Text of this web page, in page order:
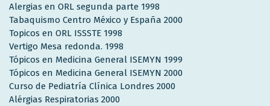
Alergias en ORL segunda parte 1998
Tabaquismo Centro México y España 2000
Topicos en ORL ISSSTE 1998
Vertigo Mesa redonda. 1998
Tópicos en Medicina General ISEMYN 1999
Tópicos en Medicina General ISEMYN 2000
Curso de Pediatría Clínica Londres 2000
Alérgias Respiratorias 2000